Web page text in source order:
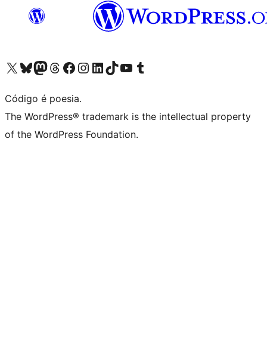
Acessar nossa conta do X (antigo Twitter)
Acessar nossa conta do Bluesky
Acessar nossa conta do Mastodon
Acessar nossa conta do Threads
Acessar nossa página do Facebook
Acessar nossa conta do Instagram
Acessar nossa conta do LinkedIn
Acessar nossa conta do TikTok
Acessar nosso canal do YouTube
Acessar nossa conta no Tumblr
Código é poesia.
The WordPress® trademark is the intellectual property
of the WordPress Foundation.